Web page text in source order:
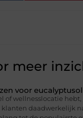
meer
voor
of wellnesslocatie
daadwerkelijk